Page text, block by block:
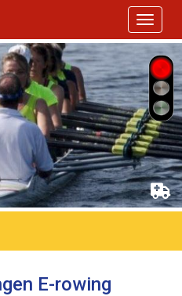
Toggle
E-rowing